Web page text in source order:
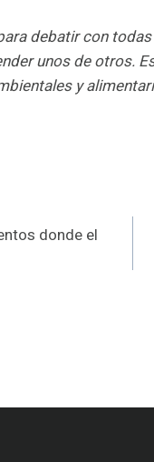
debatir con
unos de otros.
y
donde el